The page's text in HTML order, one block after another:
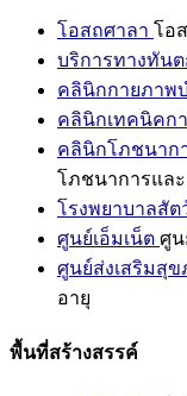
โอสถศาลา โอ
บริการทางทันต
คลินิกกายภาพ
คลินิกเทคนิคก
คลินิกโภชนาก
โภชนาการแล
โรงพยาบาลสัต
ศูนย์เอ็มเน็ต ศูน
ศูนย์ส่งเสริมสุข
อายุ
พื้นที่สร้างสรรค์